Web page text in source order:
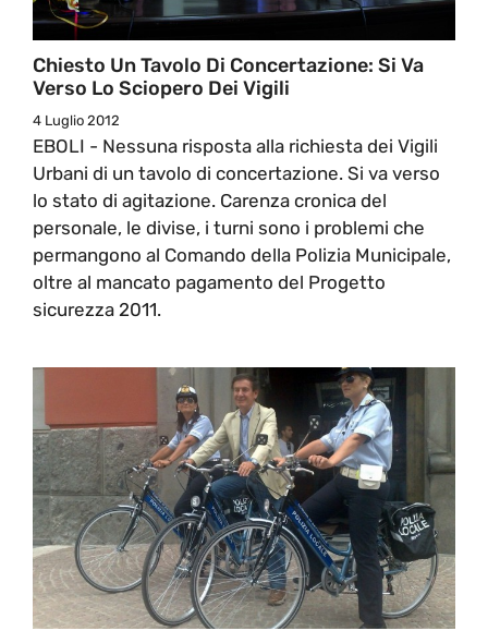
Chiesto Un Tavolo Di Concertazione: Si Va
Verso Lo Sciopero Dei Vigili
4 Luglio 2012
EBOLI - Nessuna risposta alla richiesta dei Vigili
Urbani di un tavolo di concertazione. Si va verso
lo stato di agitazione. Carenza cronica del
personale, le divise, i turni sono i problemi che
permangono al Comando della Polizia Municipale,
oltre al mancato pagamento del Progetto
sicurezza 2011.